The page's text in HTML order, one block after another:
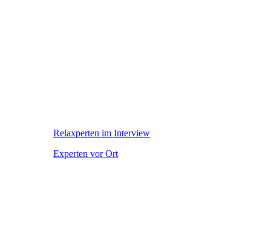
Relaxperten im Interview
Experten vor Ort